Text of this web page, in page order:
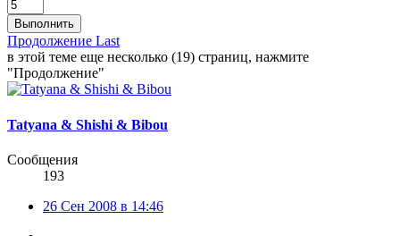
Выполнить
Продолжение Last
в этой теме еще несколько (19) страниц, нажмите
"Продолжение"
Tatyana & Shishi & Bibou
Сообщения
193
26 Сен 2008 в 14:46